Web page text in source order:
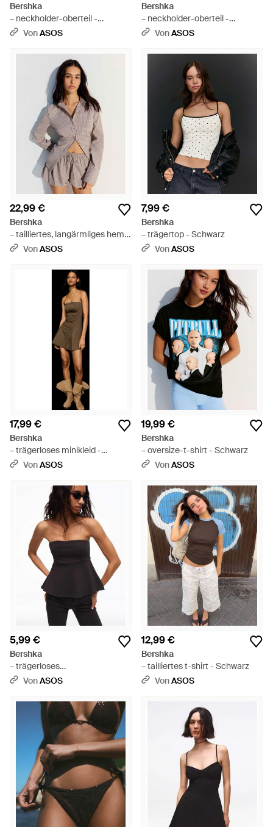
Bershka
– neckholder-oberteil -
Schwarz
VonASOS
Bershka
– neckholder-oberteil -
Schwarz
VonASOS
22,99 €
Bershka
– tailliertes, langärmliges hemd
- Schwarz
VonASOS
7,99 €
Bershka
– trägertop - Schwarz
VonASOS
17,99 €
Bershka
– trägerloses minikleid -
Schwarz
VonASOS
19,99 €
Bershka
– oversize-t-shirt - Schwarz
VonASOS
5,99 €
Bershka
– trägerloses
schößchenoberteil - Schwarz
VonASOS
12,99 €
Bershka
– tailliertes t-shirt - Schwarz
VonASOS